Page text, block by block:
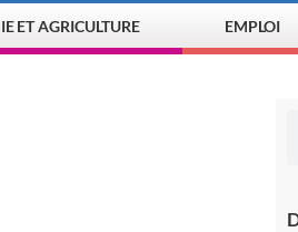
ET AGRICULTURE EMPLOI